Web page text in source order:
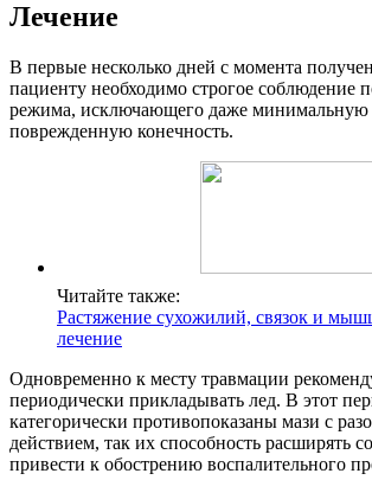
Лечение
В первые несколько дней с момента
пациенту необходимо строгое соблюдение
режима, исключающего даже минимальную
поврежденную конечность.
Читайте также:
Растяжение сухожилий, связок и
лечение
Одновременно к месту травмации
периодически прикладывать лед. В этот
категорически противопоказаны мази с
действием, так их способность расширять
привести к обострению воспалительного